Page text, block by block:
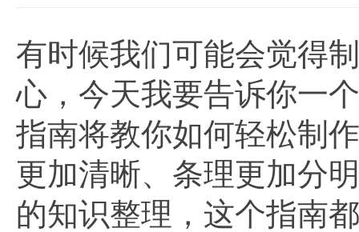
有时候我们可能会觉得
心，今天我要告诉你一
指南将教你如何轻松制
更加清晰、条理更加分
的知识整理，这个指南